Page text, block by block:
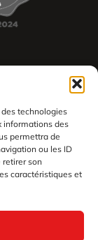
technologies
informations des
permettra de
ou les ID
retirer son
caractéristiques et
légales
retours